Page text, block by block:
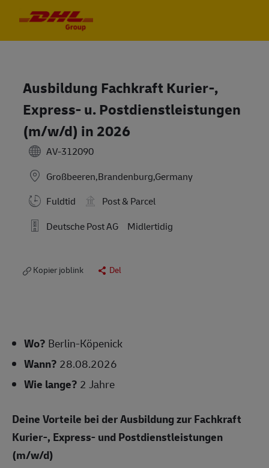
Ausbildung Fachkraft Kurier-,
Express- u. Postdienstleistungen
(m/w/d) in 2026
AV-312090
Großbeeren,Brandenburg,Germany
Fuldtid
Post & Parcel
Deutsche Post AG
Midlertidig
Kopier joblink Del
Wo? Berlin-Köpenick
Wann? 28.08.2026
Wie lange? 2 Jahre
Deine Vorteile bei der Ausbildung zur Fachkraft
Kurier-, Express- und Postdienstleistungen
(m/w/d)